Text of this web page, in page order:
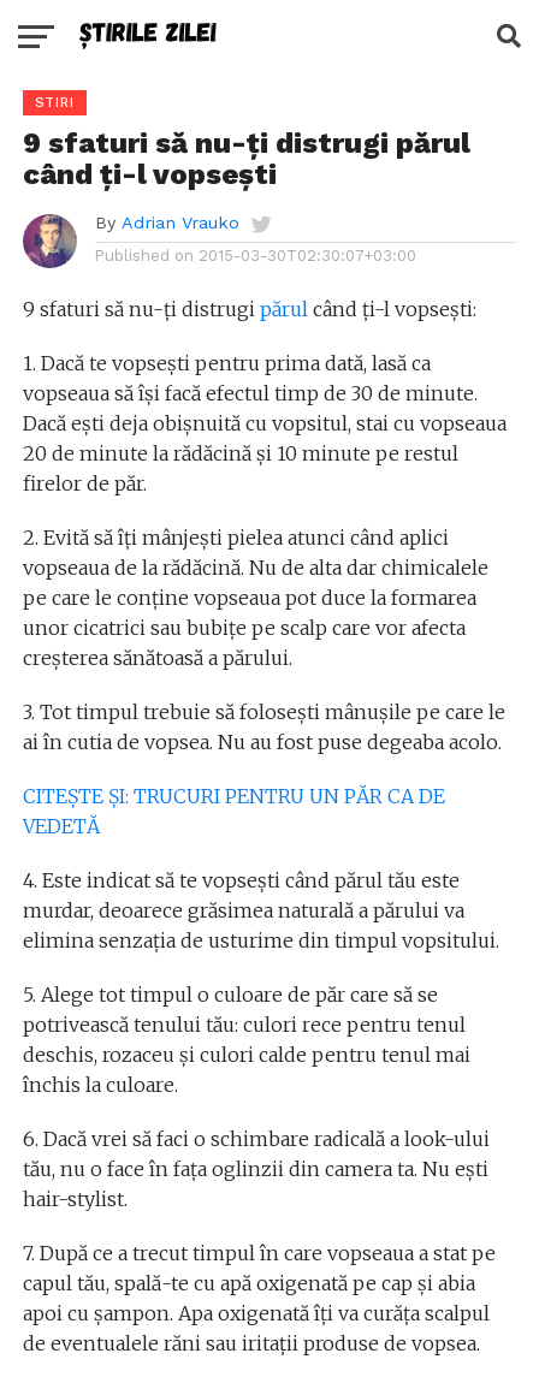
STIRI
9 sfaturi să nu-ți distrugi părul
când ți-l vopsești
By Adrian Vrauko
Published on 2015-03-30T02:30:07+03:00
9 sfaturi să nu-ți distrugi părulcând ți-l vopsești:
1. Dacă te vopsești pentru prima dată, lasă ca
vopseaua să își facă efectul timp de 30 de minute.
Dacă ești deja obișnuită cu vopsitul, stai cu vopseaua
20 de minute la rădăcină și 10 minute pe restul
firelor de păr.
2. Evită să îți mânjești pielea atunci când aplici
vopseaua de la rădăcină. Nu de alta dar chimicalele
pe care le conține vopseaua pot duce la formarea
unor cicatrici sau bubițe pe scalp care vor afecta
creșterea sănătoasă a părului.
3. Tot timpul trebuie să folosești mânușile pe care le
ai în cutia de vopsea. Nu au fost puse degeaba acolo.
CITEȘTE ȘI: TRUCURI PENTRU UN PĂR CA DE
VEDETĂ
4. Este indicat să te vopsești când părul tău este
murdar, deoarece grăsimea naturală a părului va
elimina senzația de usturime din timpul vopsitului.
5. Alege tot timpul o culoare de păr care să se
potrivească tenului tău: culori rece pentru tenul
deschis, rozaceu și culori calde pentru tenul mai
închis la culoare.
6. Dacă vrei să faci o schimbare radicală a look-ului
tău, nu o face în fața oglinzii din camera ta. Nu ești
hair-stylist.
7. După ce a trecut timpul în care vopseaua a stat pe
capul tău, spală-te cu apă oxigenată pe cap și abia
apoi cu șampon. Apa oxigenată îți va curăța scalpul
de eventualele răni sau iritații produse de vopsea.